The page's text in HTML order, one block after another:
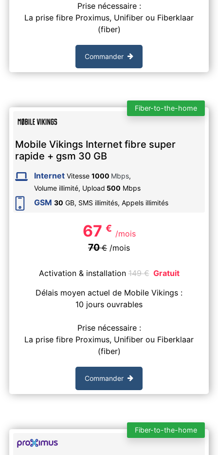
Prise nécessaire :
La prise fibre Proximus, Unifiber ou Fiberklaar
(fiber)
Commander
Fiber-to-the-home
Mobile Vikings Internet fibre super
rapide + gsm 30 GB
Internet Vitesse 1000 Mbps,
Volume illimité, Upload 500 Mbps
GSM 30 GB, SMS illimités, Appels illimités
67 € /mois
70€ /mois
Activation & installation149€ Gratuit
Délais moyen actuel de Mobile Vikings :
10 jours ouvrables
Prise nécessaire :
La prise fibre Proximus, Unifiber ou Fiberklaar
(fiber)
Commander
Fiber-to-the-home